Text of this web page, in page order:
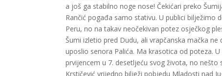
a još ga stabilno noge nose! Čekićari preko
Rančić pogađa samo stativu. U publici bilježimo
Peru, no na takav neočekivan potez osječkog
Šumi izletio pred Dudu, ali vrapčanska mačka
uposlio senora Palića. Ma krasotica od poteza.
prvijencem u 7. desetljeću svog života, no nešto
Krstičević vrijedno bilježi pobjedu Mladosti nad